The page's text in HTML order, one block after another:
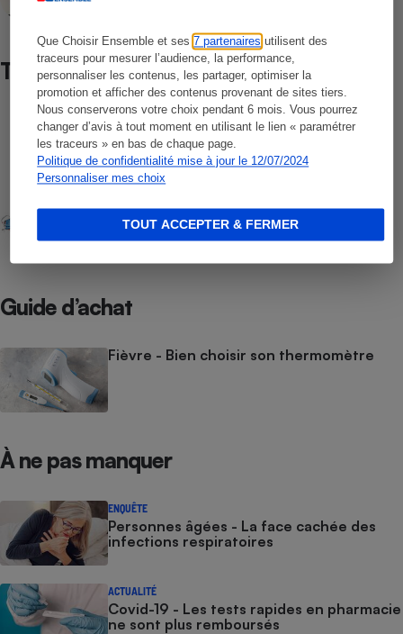
Que Choisir Ensemble et ses7 partenaires utilisent des
traceurs pour mesurer l’audience, la performance,
personnaliser les contenus, les partager, optimiser la
promotion et afficher des contenus provenant de sites tiers.
Nous conserverons votre choix pendant 6 mois. Vous pourrez
changer d’avis à tout moment en utilisant le lien « paramétrer
les traceurs » en bas de chaque page.
Politique de confidentialité mise à jour le 12/07/2024
Personnaliser mes choix
TOUT ACCEPTER & FERMER
Test
COMPARATIF
Thermomètres
Covid-19 - Test de 18 masques en tissu
Guide d’achat
Fièvre - Bien choisir son thermomètre
À ne pas manquer
ENQUÊTE
Personnes âgées - La face cachée des
infections respiratoires
ACTUALITÉ
Covid-19 - Les tests rapides en pharmacie
ne sont plus remboursés